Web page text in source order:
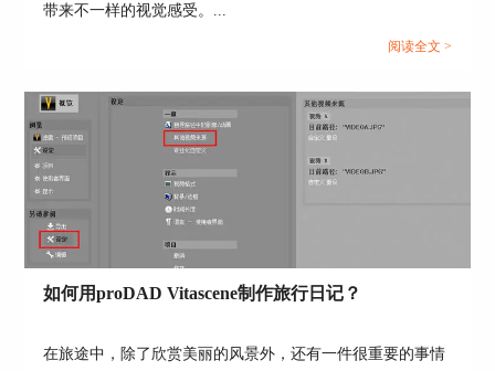
图5：导出视频
以上就是通过proDAD Vitascene来制作老照片的步
骤了，其中画面的效果可以自由设置，大家如果感
兴趣的话可以到 proDAD中文官网上下载这款软件
作者：筱曼
带来不一样的视觉感受。...
阅读全文 >
如何用proDAD Vitascene制作旅行日记？
在旅途中，除了欣赏美丽的风景外，还有一件很重要的事情